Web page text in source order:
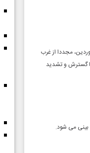
پیش‌بینی اداره کل هواشناسی خراسان رضوی گفت: از اواخر وقت دوشنبه ۲۴ فروردین، مجددا از غرب
بود و این روند تا روز سه‌شنبه ۲۵ فروردین با گسترش و تشدید